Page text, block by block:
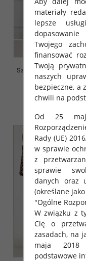
Szorty damskie Roz M-
Kolor Paczka 12
21.00 zł
materiały
lepsze
Twojego
finansować
Twoją
naszych
bezpieczne, a
chwili na
Od 25
Rady (UE)
w sprawie
z
sprawie
danych oraz
(określane
"Ogólne
W związku z
Cię o
zasadach, na
maja 2018
podstawowe